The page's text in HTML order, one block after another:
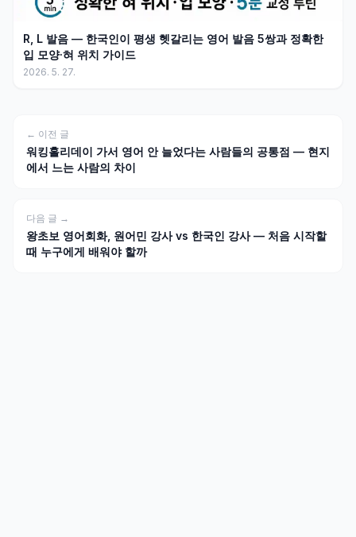
R, L 발음 — 한국인이 평생 헷갈리는 영어 발음 5쌍과 정확한
입 모양·혀 위치 가이드
2026. 5. 27.
← 이전 글
워킹홀리데이 가서 영어 안 늘었다는 사람들의 공통점 — 현지
에서 느는 사람의 차이
다음 글 →
왕초보 영어회화, 원어민 강사 vs 한국인 강사 — 처음 시작할
때 누구에게 배워야 할까